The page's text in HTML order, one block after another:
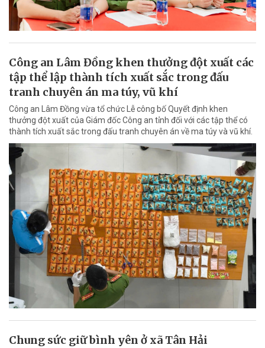
Công an Lâm Đồng khen thưởng đột xuất các
tập thể lập thành tích xuất sắc trong đấu
tranh chuyên án ma túy, vũ khí
Công an Lâm Đồng vừa tổ chức Lễ công bố Quyết định khen
thưởng đột xuất của Giám đốc Công an tỉnh đối với các tập thể có
thành tích xuất sắc trong đấu tranh chuyên án về ma túy và vũ khí.
Chung sức giữ bình yên ở xã Tân Hải